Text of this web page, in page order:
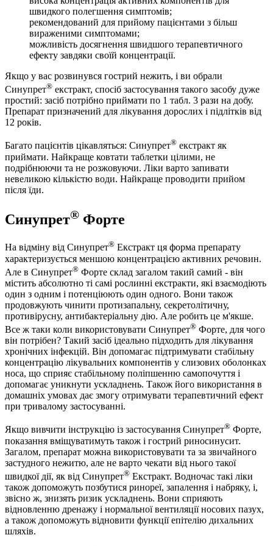
швидкого полегшення симптомів;
рекомендований для прийому пацієнтами з більш
вираженими симптомами;
можливість досягнення швидшого терапевтичного
ефекту завдяки своїй концентрації.
Якщо у вас розвинувся гострий нежить, і ви обрали
Синупрет® екстракт, спосіб застосування такого засобу дуже
простий: засіб потрібно приймати по 1 табл. 3 рази на добу.
Препарат призначений для лікування дорослих і підлітків від
12 років.
Багато пацієнтів цікавляться: Синупрет® екстракт як
приймати. Найкраще ковтати таблетки цілими, не
подрібнюючи та не розжовуючи. Ліки варто запивати
невеликою кількістю води. Найкраще проводити прийом
після їди.
Синупрет® Форте
На відміну від Синупрет® Екстракт ця форма препарату
характеризується меншою концентрацією активних речовин.
Але в Синупрет® Форте склад загалом такий самий - він
містить абсолютно ті самі рослинні екстракти, які взаємодіють
один з одним і потенціюють один одного. Вони також
продовжують чинити протизапальну, секретолітичну,
противірусну, антибактеріальну дію. Але робить це м'якше.
Все ж таки коли використовувати Синупрет® Форте, для чого
він потрібен? Такий засіб ідеально підходить для лікування
хронічних інфекцій. Він допомагає підтримувати стабільну
концентрацію лікувальних компонентів у слизових оболонках
носа, що сприяє стабільному поліпшенню самопочуття і
допомагає уникнути ускладнень. Також його використання в
домашніх умовах дає змогу отримувати терапевтичний ефект
при тривалому застосуванні.
Якщо вивчити інструкцію із застосування Синупрет® Форте,
показання вміщуватимуть також і гострий риносинусит.
Загалом, препарат можна використовувати та за звичайного
застудного нежитю, але не варто чекати від нього такої
швидкої дії, як від Синупрет® Екстракт. Водночас такі ліки
також допоможуть позбутися ринореї, запалення і набряку, і,
звісно ж, знизять ризик ускладнень. Вони сприяють
відновленню дренажу і нормальної вентиляції носових пазух,
а також допоможуть відновити функції епітелію дихальних
шляхів.